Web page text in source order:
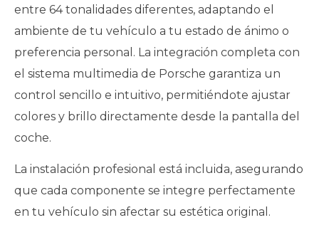
entre 64 tonalidades diferentes, adaptando el
ambiente de tu vehículo a tu estado de ánimo o
preferencia personal. La integración completa con
el sistema multimedia de Porsche garantiza un
control sencillo e intuitivo, permitiéndote ajustar
colores y brillo directamente desde la pantalla del
coche.
La instalación profesional está incluida, asegurando
que cada componente se integre perfectamente
en tu vehículo sin afectar su estética original.